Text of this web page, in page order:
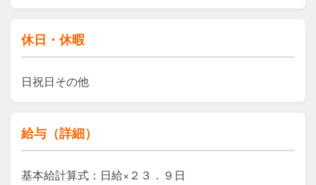
休日・休暇
日祝日その他
給与（詳細）
基本給計算式：日給×２３．９日